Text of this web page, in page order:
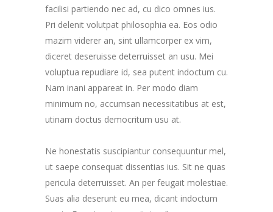
facilisi partiendo nec ad, cu dico omnes ius.
Pri delenit volutpat philosophia ea. Eos odio
mazim viderer an, sint ullamcorper ex vim,
diceret deseruisse deterruisset an usu. Mei
voluptua repudiare id, sea putent indoctum cu.
Nam inani appareat in. Per modo diam
minimum no, accumsan necessitatibus at est,
utinam doctus democritum usu at.
Ne honestatis suscipiantur consequuntur mel,
ut saepe consequat dissentias ius. Sit ne quas
pericula deterruisset. An per feugait molestiae.
Suas alia deserunt eu mea, dicant indoctum